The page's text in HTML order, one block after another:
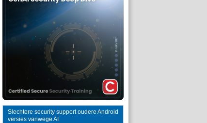
Slechtere security support oudere Android
versies vanwege AI